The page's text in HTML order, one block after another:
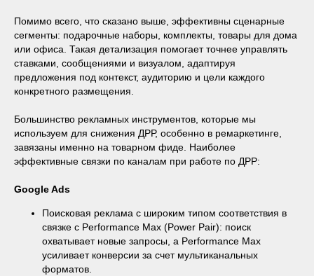
Помимо всего, что сказано выше, эффективны сценарные
сегменты: подарочные наборы, комплекты, товары для дома
или офиса. Такая детализация помогает точнее управлять
ставками, сообщениями и визуалом, адаптируя
предложения под контекст, аудиторию и цели каждого
конкретного размещения.
Большинство рекламных инструментов, которые мы
используем для снижения ДРР, особенно в ремаркетинге,
завязаны именно на товарном фиде. Наиболее
эффективные связки по каналам при работе по ДРР:
Google Ads
Поисковая реклама с широким типом соответствия в
связке с Performance Max (Power Pair): поиск
охватывает новые запросы, а Performance Max
усиливает конверсии за счет мультиканальных
форматов.